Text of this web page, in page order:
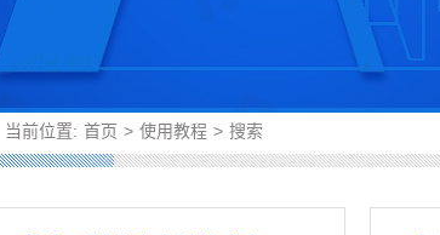
当前位置: 首页 > 使用教程 > 搜索